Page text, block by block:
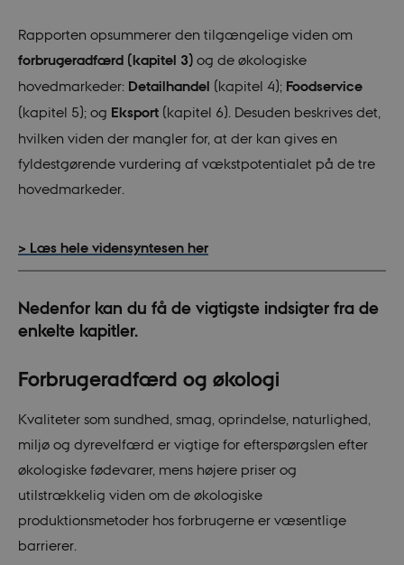
Rapporten opsummerer den tilgængelige viden om
forbrugeradfærd (kapitel 3) og de økologiske
hovedmarkeder: Detailhandel (kapitel 4);Foodservice
(kapitel 5); og Eksport (kapitel 6). Desuden beskrives det,
hvilken viden der mangler for, at der kan gives en
fyldestgørende vurdering af vækstpotentialet på de tre
hovedmarkeder.
> Læs hele vidensyntesen her
Nedenfor kan du få de vigtigste indsigter fra de
enkelte kapitler.
Forbrugeradfærd og økologi
Kvaliteter som sundhed, smag, oprindelse, naturlighed,
miljø og dyrevelfærd er vigtige for efterspørgslen efter
økologiske fødevarer, mens højere priser og
utilstrækkelig viden om de økologiske
produktionsmetoder hos forbrugerne er væsentlige
barrierer.